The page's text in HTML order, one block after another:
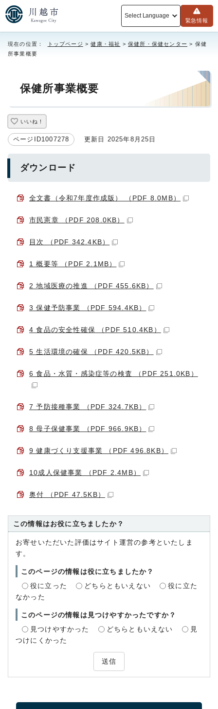
Select Language
緊急情報
現在の位置： トップページ >健康・福祉 >保健所・保健センター > 保健
所事業概要
保健所事業概要
いいね！
ページID1007278 更新日 2025年8月25日
ダウンロード
全文書（令和7年度作成版） （PDF 8.0MB）
市民憲章 （PDF 208.0KB）
目次 （PDF 342.4KB）
1 概要等 （PDF 2.1MB）
2 地域医療の推進 （PDF 455.6KB）
3 保健予防事業 （PDF 594.4KB）
4 食品の安全性確保 （PDF 510.4KB）
5 生活環境の確保 （PDF 420.5KB）
6 食品・水質・感染症等の検査 （PDF 251.0KB）
7 予防接種事業 （PDF 324.7KB）
8 母子保健事業 （PDF 966.9KB）
9 健康づくり支援事業 （PDF 496.8KB）
10成人保健事業 （PDF 2.4MB）
奥付 （PDF 47.5KB）
この情報はお役に立ちましたか？
お寄せいただいた評価はサイト運営の参考といたしま
す。
このページの情報は役に立ちましたか？
役に立った
どちらともいえない
役に立た
なかった
このページの情報は見つけやすかったですか？
見つけやすかった
どちらともいえない
見
つけにくかった
送信